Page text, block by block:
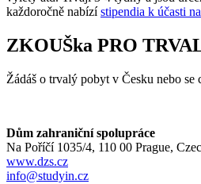
každoročně nabízístipendia k účasti
ZKOUŠka PRO
Žádáš o trvalý pobyt v Česku nebo
Dům zahraniční spolupráce
Na Poříčí 1035/4, 110 00 Prague,
www.dzs.cz
info@studyin.cz